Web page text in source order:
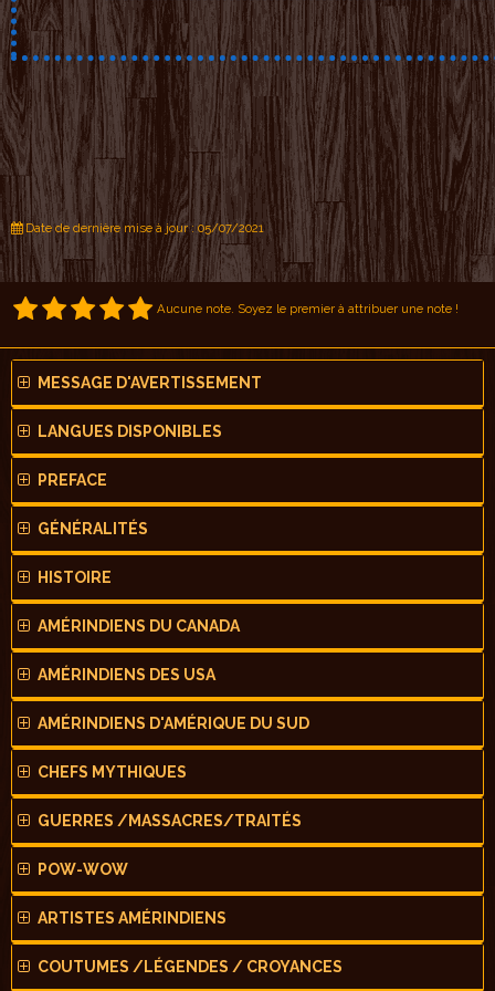
Date de dernière mise à jour : 05/07/2021
Aucune note. Soyez le premier à attribuer une note !
MESSAGE D'AVERTISSEMENT
LANGUES DISPONIBLES
PREFACE
GÉNÉRALITÉS
HISTOIRE
AMÉRINDIENS DU CANADA
AMÉRINDIENS DES USA
AMÉRINDIENS D'AMÉRIQUE DU SUD
CHEFS MYTHIQUES
GUERRES /MASSACRES/TRAITÉS
POW-WOW
ARTISTES AMÉRINDIENS
COUTUMES /LÉGENDES / CROYANCES